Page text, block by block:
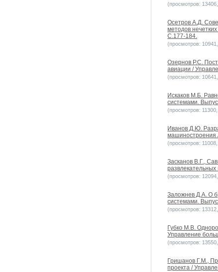
(просмотров:
Осетров А.Д.
методов
С.177-184.
(просмотров:
Озернов Р.С.
авиации /
(просмотров:
Искаков М.Б.
системами.
(просмотров:
Иванов Д.Ю.
машиностроения
(просмотров:
Засканов В.Г.,
(просмотров:
Заложнев Д.А. О
системами.
(просмотров:
Губко М.В.
Управление
(просмотров:
Гришанов Г.М.,
проекта /